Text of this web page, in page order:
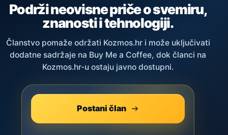
Podrži neovisne priče o svemiru,
znanosti i tehnologiji.
Članstvo pomaže održati Kozmos.hr i može uključivati
dodatne sadržaje na Buy Me a Coffee, dok članci na
Kozmos.hr-u ostaju javno dostupni.
Postani član